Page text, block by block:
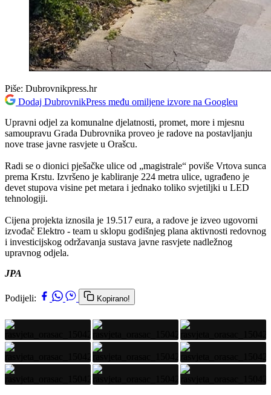
Piše: Dubrovnikpress.hr
Dodaj DubrovnikPress među omiljene izvore na Googleu
Upravni odjel za komunalne djelatnosti, promet, more i mjesnu
samoupravu Grada Dubrovnika proveo je radove na postavljanju
nove trase javne rasvjete u Orašcu.
Radi se o dionici pješačke ulice od „magistrale“ poviše Vrtova sunca
prema Krstu. Izvršeno je kabliranje 224 metra ulice, ugrađeno je
devet stupova visine pet metara i jednako toliko svjetiljki u LED
tehnologiji.
Cijena projekta iznosila je 19.517 eura, a radove je izveo ugovorni
izvođač Elektro - team u sklopu godišnjeg plana aktivnosti redovnog
i investicijskog održavanja sustava javne rasvjete nadležnog
upravnog odjela.
JPA
Podijeli: Kopirano!